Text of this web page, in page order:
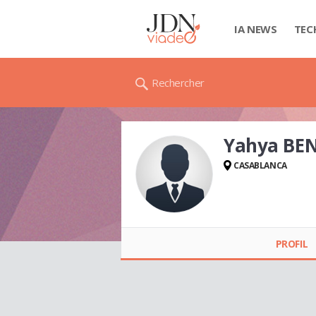
IA NEWS
Rechercher
Yahya
CASABLANCA
PROFIL